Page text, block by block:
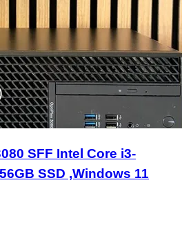
SFF Intel Core i3-
SSD ,Windows 11